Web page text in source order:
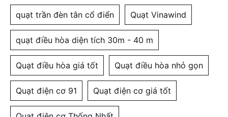
quạt trần đèn tân cổ điển Quạt Vinawind
quạt điều hòa diện tích 30m - 40 m
Quạt điều hòa giá tốt Quạt điều hòa nhỏ gọn
Quạt điện cơ 91 Quạt điện cơ giá tốt